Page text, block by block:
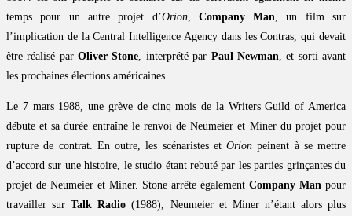
temps pour un autre projet d’Orion, Company Man , un film sur
l’implication de la Central Intelligence Agency dans les Contras, qui devait
être réalisé parOliver Stone , interprété par Paul Newman , et sorti avant
les prochaines élections américaines.
Le 7 mars 1988, une grève de cinq mois de la Writers Guild of America
débute et sa durée entraîne le renvoi de Neumeier et Miner du projet pour
rupture de contrat. En outre, les scénaristes et Orion peinent à se mettre
d’accord sur une histoire, le studio étant rebuté par les parties grinçantes du
projet de Neumeier et Miner. Stone arrête également Company Man pour
travailler surTalk Radio (1988), Neumeier et Miner n’étant alors plus